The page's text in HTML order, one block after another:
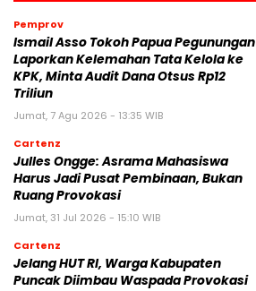
Pemprov
Ismail Asso Tokoh Papua Pegunungan
Laporkan Kelemahan Tata Kelola ke
KPK, Minta Audit Dana Otsus Rp12
Triliun
Jumat, 7 Agu 2026 - 13:35 WIB
Cartenz
Julles Ongge: Asrama Mahasiswa
Harus Jadi Pusat Pembinaan, Bukan
Ruang Provokasi
Jumat, 31 Jul 2026 - 15:10 WIB
Cartenz
Jelang HUT RI, Warga Kabupaten
Puncak Diimbau Waspada Provokasi